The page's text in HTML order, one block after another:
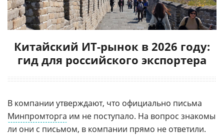
Китайский ИТ-рынок в 2026 году:
гид для российского экспортера
В компании утверждают, что официально письма
Минпромторга им не поступало. На вопрос знакомы
ли они с письмом, в компании прямо не ответили.